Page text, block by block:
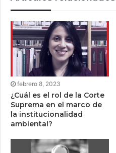
febrero 8, 2023
¿Cuál es el rol de la Corte
Suprema en el marco de
la institucionalidad
ambiental?